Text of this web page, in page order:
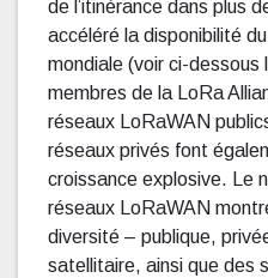
de l’itinérance dans plus
accéléré la disponibilité
mondiale (voir ci-dessous
membres de la LoRa
réseaux LoRaWAN
réseaux privés font
croissance explosive. Le
réseaux LoRaWAN
diversité – publique,
satellitaire, ainsi que des